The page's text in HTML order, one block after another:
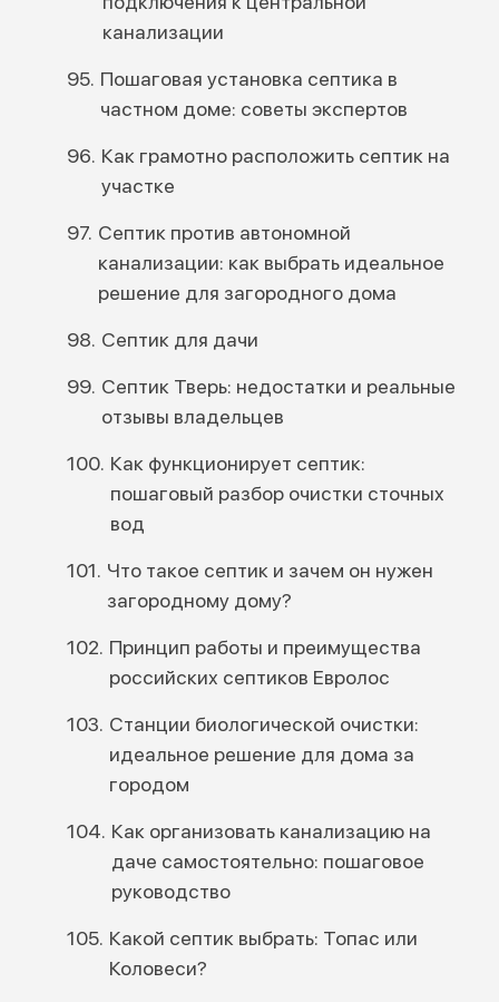
канализации
Пошаговая установка септика в
частном доме: советы экспертов
Как грамотно расположить септик на
участке
Септик против автономной
канализации: как выбрать идеальное
решение для загородного дома
Септик для дачи
Септик Тверь: недостатки и реальные
отзывы владельцев
Как функционирует септик:
пошаговый разбор очистки сточных
вод
Что такое септик и зачем он нужен
загородному дому?
Принцип работы и преимущества
российских септиков Евролос
Станции биологической очистки:
идеальное решение для дома за
городом
Как организовать канализацию на
даче самостоятельно: пошаговое
руководство
Какой септик выбрать: Топас или
Коловеси?